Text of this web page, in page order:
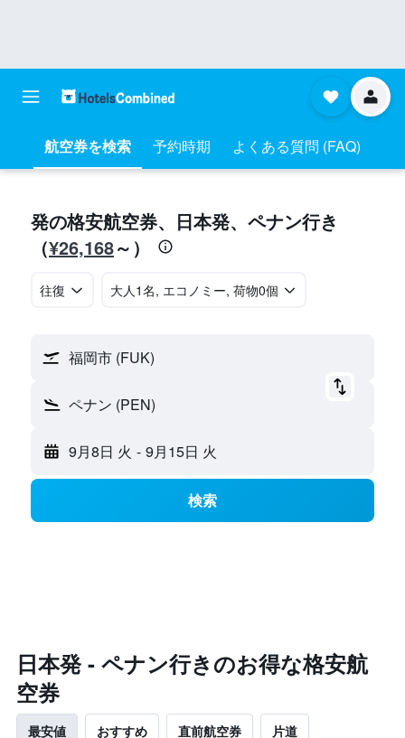
航空券を検索 予約時期 よくある質問 (FAQ)
​発の格安航空券、日本​発​、ペナン​行き​
（¥26,168​～）
往復 ​大人1名, エコノミー, 荷物0個
福岡市 (FUK)
ペナン (PEN)
9月8日 火 - 9月15日 火
検索
​日本発 - ペナン​行きのお得な格安航
空券
最安値 おすすめ 直前航空券 片道